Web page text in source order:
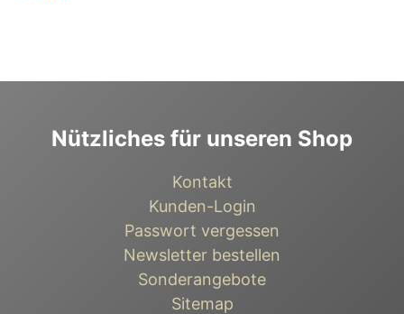
Nützliches für unseren Shop
Kontakt
Kunden-Login
Passwort vergessen
Newsletter bestellen
Sonderangebote
Sitemap